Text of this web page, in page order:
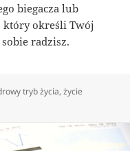
biegacza lub
który określi Twój
radzisz.
tryb życia,życie